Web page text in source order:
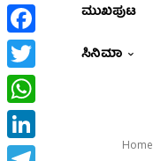
ಮುಖಪುಟ
ಸಿನಿಮಾ
Home
Facebook
Twitter
WhatsApp
LinkedIn